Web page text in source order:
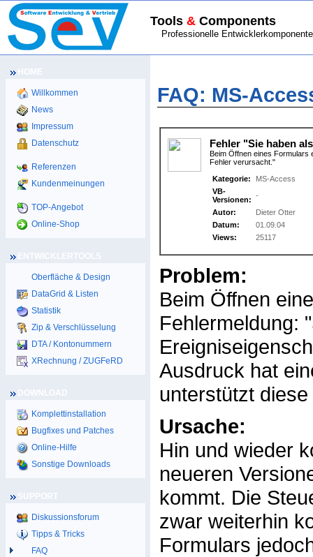
Tools & Components
Professionelle
Willkommen
News
Impressum
Datenschutz
Referenzen
Kundenmeinungen
TOP-Angebot
Online-Shop
Oberfläche & Design
DataGrid & Listen
Statistik
Zip & Verschlüsselung
DTA / Kontonummern
XRechnung / ZUGFeRD
Komplettinstallation
Bugfixes und Patches
Online-Hilfe
Sonstige Downloads
Diskussionsforum
Tipps & Tricks
FAQ
FAQ: MS-
Fehler "Sie haben
Beim Öffnen eines Formulars
Fehler verursacht."
Kategorie:
MS-Access
VB-
Versionen: -
Autor:
Dieter Otter
Datum:
01.09.04
Views:
25117
Problem:
Beim Öffnen
Fehlermeldung:
Ausdruck hat
unterstützt
Ursache:
Hin und wieder
neueren
kommt. Die
zwar weiterhin
Formulars